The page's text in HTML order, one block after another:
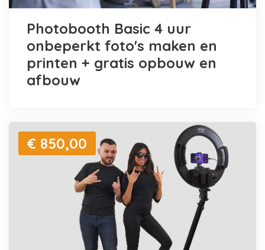
Photobooth Basic 4 uur
onbeperkt foto's maken en
printen + gratis opbouw en
afbouw
€ 850,00